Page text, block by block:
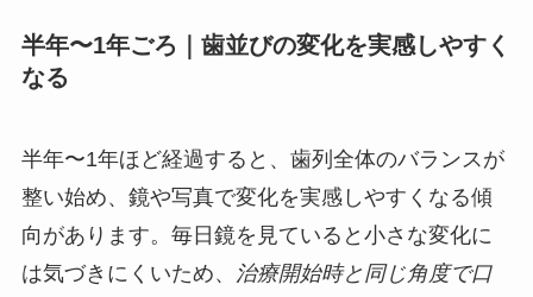
半年〜1年ごろ｜歯並びの変化を実感しやすく
なる
半年〜1年ほど経過すると、歯列全体のバランスが
整い始め、鏡や写真で変化を実感しやすくなる傾
向があります。毎日鏡を見ていると小さな変化に
は気づきにくいため、
治療開始時と同じ角度で口